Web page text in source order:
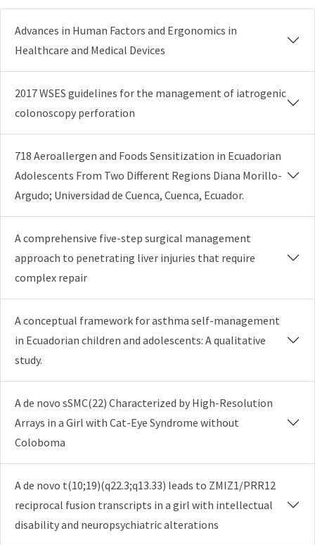
Advances in Human Factors and Ergonomics in
Healthcare and Medical Devices
2017 WSES guidelines for the management of iatrogenic
colonoscopy perforation
718 Aeroallergen and Foods Sensitization in Ecuadorian
Adolescents From Two Different Regions Diana Morillo-
Argudo; Universidad de Cuenca, Cuenca, Ecuador.
A comprehensive five-step surgical management
approach to penetrating liver injuries that require
complex repair
A conceptual framework for asthma self-management
in Ecuadorian children and adolescents: A qualitative
study.
A de novo sSMC(22) Characterized by High-Resolution
Arrays in a Girl with Cat-Eye Syndrome without
Coloboma
A de novo t(10;19)(q22.3;q13.33) leads to ZMIZ1/PRR12
reciprocal fusion transcripts in a girl with intellectual
disability and neuropsychiatric alterations